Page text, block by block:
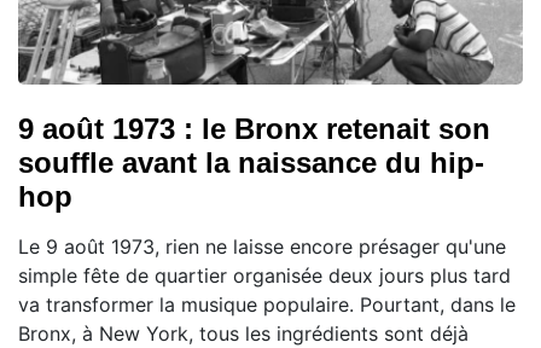
9 août 1973 : le Bronx retenait son
souffle avant la naissance du hip-
hop
Le 9 août 1973, rien ne laisse encore présager qu'une
simple fête de quartier organisée deux jours plus tard
va transformer la musique populaire. Pourtant, dans le
Bronx, à New York, tous les ingrédients sont déjà